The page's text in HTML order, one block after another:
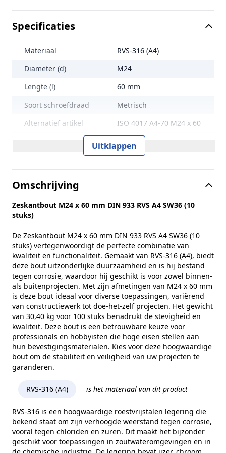
Specificaties
Materiaal
RVS-316 (A4)
Diameter (d)
M24
Lengte (l)
60 mm
Soort schroefdraad
Metrisch
Alternatief artikel
ISO 4017 A4-70 M24 x 60
Sterkteklasse
Kopvorm
Zeskantkop
Alternatieve norm
ISO 4017
Maat (e)
39,98 mm
Kophoogte (k)
15 mm
Gewicht per 100 stuks
30,40 kg
Aandrijving
Buitenzeskant
Draadtype
Metrisch
Inhoud verpakking
10
Uitklappen
Omschrijving
Zeskantbout M24 x 60 mm DIN 933 RVS A4 SW36 (10
stuks)
De Zeskantbout M24 x 60 mm DIN 933 RVS A4 SW36 (10
stuks) vertegenwoordigt de perfecte combinatie van
kwaliteit en functionaliteit. Gemaakt van RVS-316 (A4), biedt
deze bout uitzonderlijke duurzaamheid en is hij bestand
tegen corrosie, waardoor hij geschikt is voor zowel binnen-
als buitenprojecten. Met zijn afmetingen van M24 x 60 mm
is deze bout ideaal voor diverse toepassingen, variërend
van constructiewerk tot doe-het-zelf projecten. Het gewicht
van 30,40 kg voor 100 stuks benadrukt de stevigheid en
kwaliteit. Deze bout is een betrouwbare keuze voor
professionals en hobbyisten die hoge eisen stellen aan
hun bevestigingsmaterialen. Kies voor deze hoogwaardige
bout om de stabiliteit en veiligheid van uw projecten te
garanderen.
RVS-316 (A4) is het materiaal van dit product
RVS-316 is een hoogwaardige roestvrijstalen legering die
bekend staat om zijn verhoogde weerstand tegen corrosie,
vooral tegen chloriden en zuren. Dit maakt het bijzonder
geschikt voor toepassingen in zoutwateromgevingen en in